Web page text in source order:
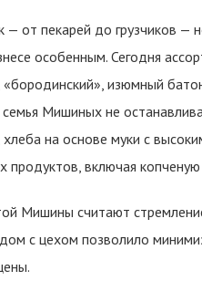
— от пекарей до грузчиков
особенным. Сегодня
изюмный
Мишиных не
на основе муки с
продуктов, включая
Мишины считают
с цехом позволило